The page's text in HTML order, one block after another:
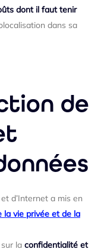
dont il faut tenir
dans sa
de
d’Internet a mis en
la vie privée et de la
la confidentialité et